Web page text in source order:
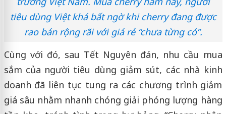
tiêu dùng Việt khá bất ngờ khi cherry đang được
rao bán rộng rãi với giá rẻ “chưa từng có”.
Cùng với đó, sau Tết Nguyên đán, nhu cầu mua
sắm của người tiêu dùng giảm sút, các nhà kinh
doanh đã liên tục tung ra các chương trình giảm
giá sâu nhằm nhanh chóng giải phóng lượng hàng